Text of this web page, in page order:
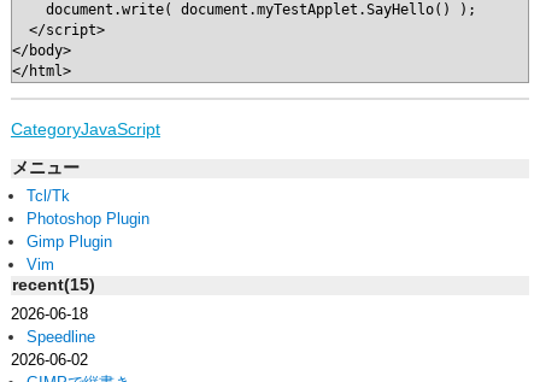
メニュー
Tcl/Tk
Photoshop Plugin
Gimp Plugin
Vim
recent(15)
2026-06-18
Speedline
2026-06-02
    document.write( document.myTestApplet.SayHello() );
  </script>
</body>
</html>
CategoryJavaScript